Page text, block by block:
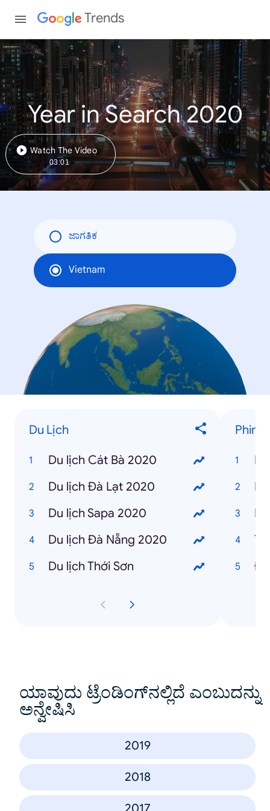
Trends
Year in Search 2020
Watch The Video
03:01
ಜಾಗತಿಕ
Vietnam
Du Lịch
Du lịch Cát Bà 2020
Du lịch Đà Lạt 2020
Du lịch Sapa 2020
Du lịch Đà Nẵng 2020
Du lịch Thới Sơn
Phim
ಯಾವುದು ಟ್ರೆಂಡಿಂಗ್‌ನಲ್ಲಿದೆ ಎಂಬುದನ್ನು
ಅನ್ವೇಷಿಸಿ
2019
2018